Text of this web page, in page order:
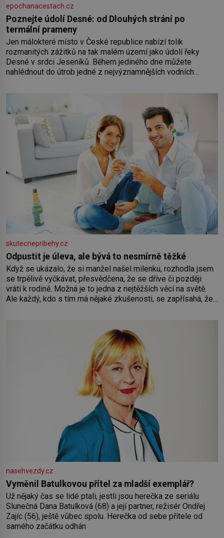
epochanacestach.cz
Poznejte údolí Desné: od Dlouhých strání po
termální prameny
Jen málokteré místo v České republice nabízí tolik
rozmanitých zážitků na tak malém území jako údolí řeky
Desné v srdci Jeseníků. Během jediného dne můžete
nahlédnout do útrob jedné z nejvýznamnějších vodních
koloběžce a den zakončit poznáváním památek ve Velkých
skutecnepribehy.cz
Odpustit je úleva, ale bývá to nesmírně těžké
Když se ukázalo, že si manžel našel milenku, rozhodla jsem
se trpělivě vyčkávat, přesvědčena, že se dříve či později
vrátí k rodině. Možná je to jedna z nejtěžších věcí na světě.
Ale každý, kdo s tím má nějaké zkušenosti, se zapřísahá, že
nasehvezdy.cz
Vyměnil Batulkovou přítel za mladší exemplář?
Už nějaký čas se lidé ptali, jestli jsou herečka ze seriálu
Slunečná Dana Batulková (68) a její partner, režisér Ondřej
Zajíc (56), ještě vůbec spolu. Herečka od sebe přítele od
samého začátku odhán